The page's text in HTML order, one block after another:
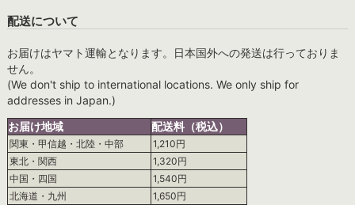
配送について
お届けはヤマト運輸となります。日本国外への発送は行っておりま
せん。
(We don't ship to international locations. We only ship for
addresses in Japan.)
お届け地域
配送料（税込）
関東・甲信越・北陸・中部
1,210円
東北・関西
1,320円
中国・四国
1,540円
北海道・九州
1,650円